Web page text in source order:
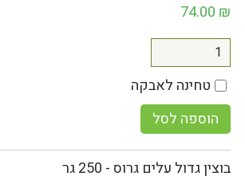
74.00 ₪
טחינה לאבקה
הוספה לסל
בוצין גדול עלים גרוס - 250 גר